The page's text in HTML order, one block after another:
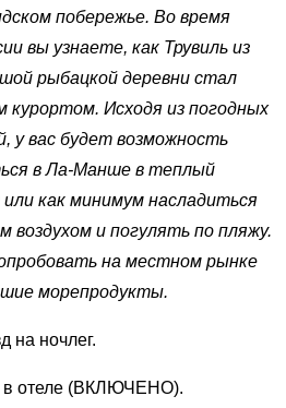
побережье. Во время
вы узнаете, как Трувиль из
рыбацкой деревни стал
курортом. Исходя из погодных
у вас будет возможность
в Ла-Манше в теплый
или как минимум насладиться
воздухом и погулять по пляжу.
на местном рынке
морепродукты.
на ночлег.
в отеле (ВКЛЮЧЕНО).